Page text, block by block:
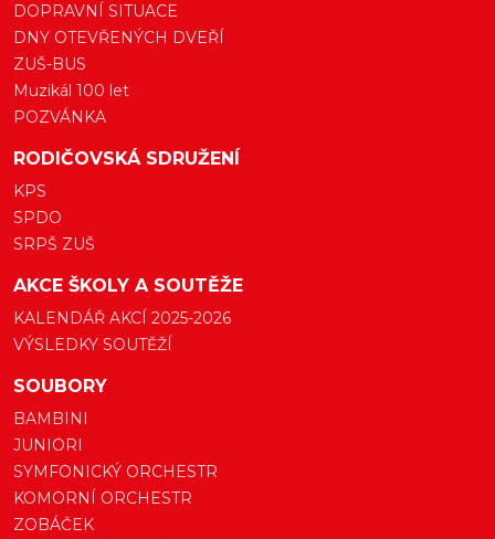
DOPRAVNÍ SITUACE
DNY OTEVŘENÝCH DVEŘÍ
ZUŠ-BUS
Muzikál 100 let
POZVÁNKA
RODIČOVSKÁ SDRUŽENÍ
KPS
SPDO
SRPŠ ZUŠ
AKCE ŠKOLY A SOUTĚŽE
KALENDÁŘ AKCÍ 2025-2026
VÝSLEDKY SOUTĚŽÍ
SOUBORY
BAMBINI
JUNIORI
SYMFONICKÝ ORCHESTR
KOMORNÍ ORCHESTR
ZOBÁČEK